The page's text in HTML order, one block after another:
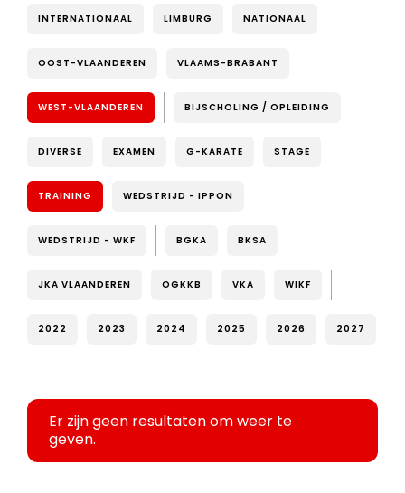
INTERNATIONAAL LIMBURG NATIONAAL
OOST-VLAANDEREN VLAAMS-BRABANT
WEST-VLAANDEREN BIJSCHOLING / OPLEIDING
DIVERSE EXAMEN G-KARATE STAGE
TRAINING WEDSTRIJD - IPPON
WEDSTRIJD - WKF BGKA BKSA
JKA VLAANDEREN OGKKB VKA WIKF
2022 2023 2024 2025 2026 2027
Er zijn geen resultaten om weer te
geven.